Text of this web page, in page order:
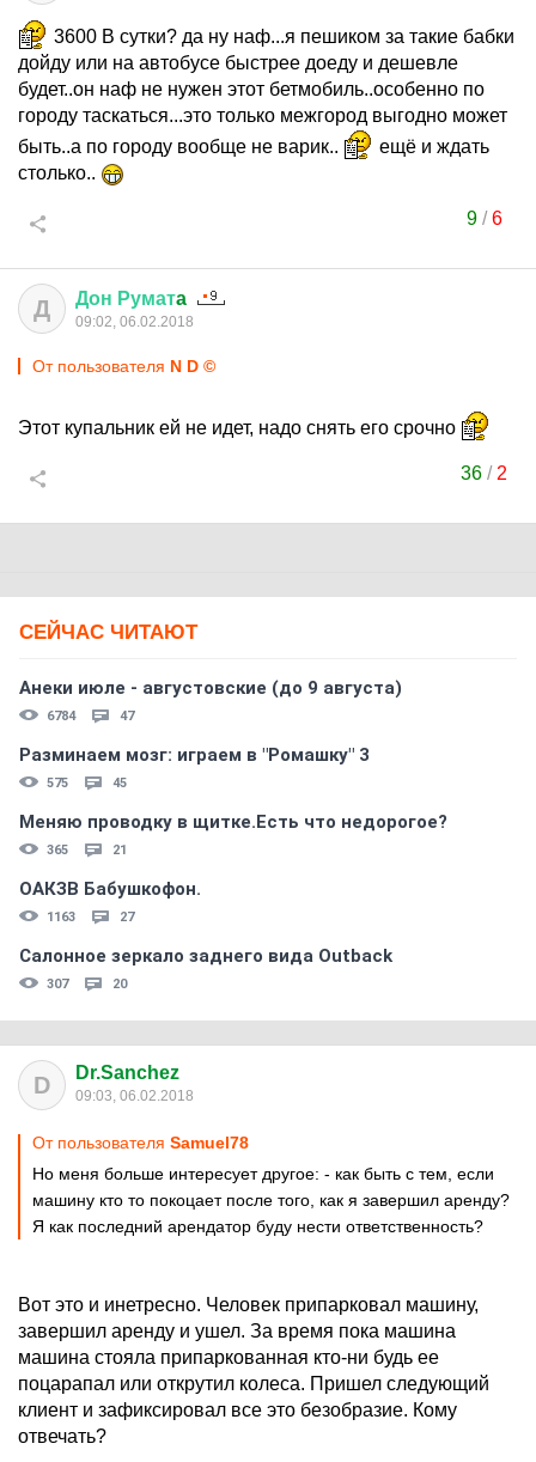
3600 В сутки? да ну наф...я пешиком за такие бабки
дойду или на автобусе быстрее доеду и дешевле
будет..он наф не нужен этот бетмобиль..особенно по
городу таскаться...это только межгород выгодно может
быть..а по городу вообще не варик..
ещё и ждать
столько..
9/6
Д Дон Руматa
09:02, 06.02.2018
От пользователя N D ©
Этот купальник ей не идет, надо снять его срочно
36 / 2
СЕЙЧАС ЧИТАЮТ
Анеки июле - августовские (до 9 августа)
6784 47
Разминаем мозг: играем в "Ромашку" 3
575 45
Меняю проводку в щитке.Есть что недорогое?
365 21
ОАКЗВ Бабушкофон.
1163 27
Салонное зеркало заднего вида Outback
307 20
D Dr.Sanchez
09:03, 06.02.2018
От пользователя Samuel78
Но меня больше интересует другое: - как быть с тем, если
машину кто то покоцает после того, как я завершил аренду?
Я как последний арендатор буду нести ответственность?
Вот это и инетресно. Человек припарковал машину,
завершил аренду и ушел. За время пока машина
машина стояла припаркованная кто-ни будь ее
поцарапал или открутил колеса. Пришел следующий
клиент и зафиксировал все это безобразие. Кому
отвечать?